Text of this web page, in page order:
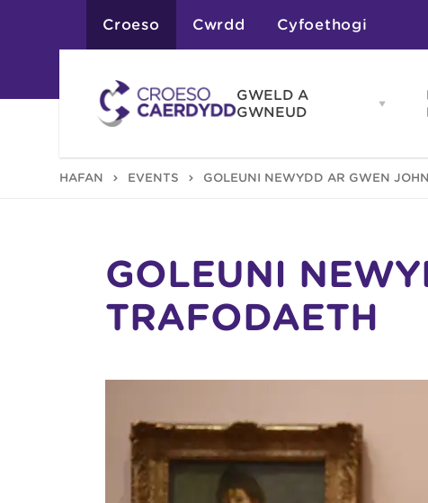
Croeso Cwrdd Cyfoethogi
GWELD A
GWNEUD
Open
menu
Atyniadau
HAFAN EVENTS GOLEUNI NEWYDD AR GWEN
GOLEUNI
TRAFODAETH